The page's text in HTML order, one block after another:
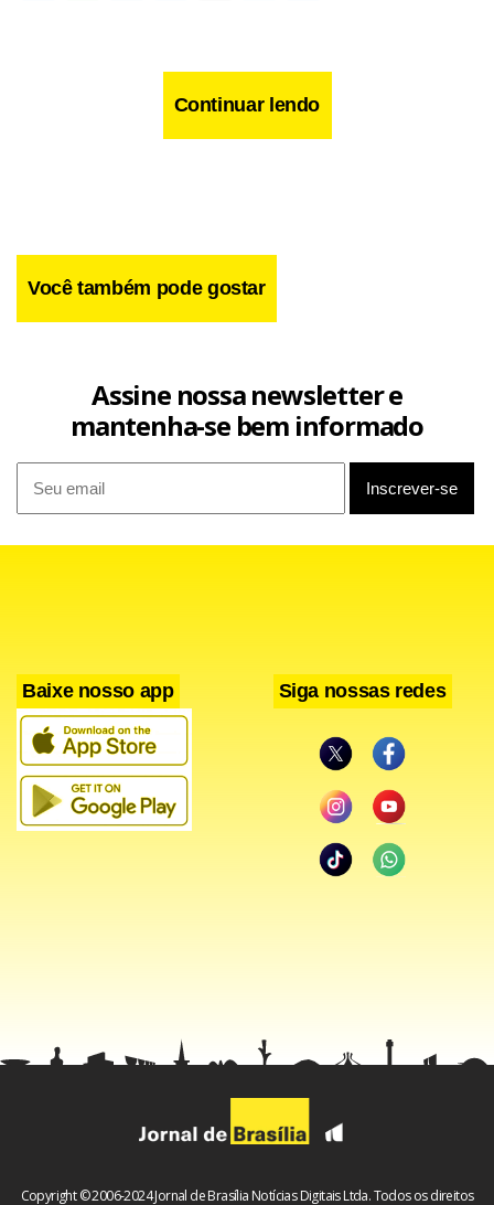
Continuar lendo
Você também pode gostar
Assine nossa newsletter e
mantenha-se bem informado
Baixe nosso app Siga nossas redes
Copyright © 2006-2024 Jornal de Brasília Notícias Digitais Ltda. Todos os direitos